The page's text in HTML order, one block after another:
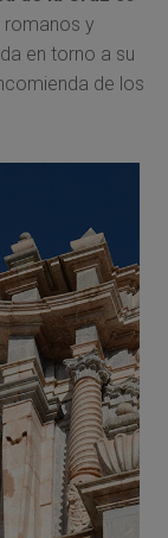
romanos y
en torno a su
de los